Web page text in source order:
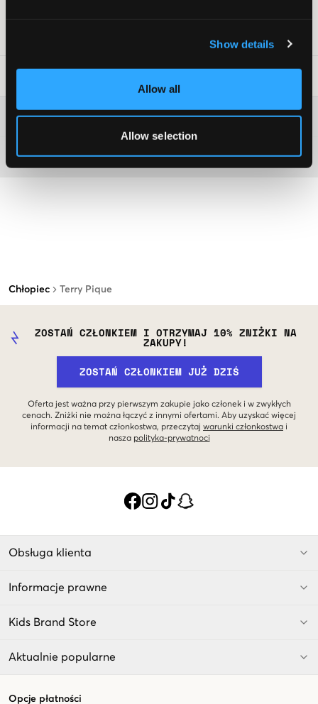
Show details
Allow all
Allow selection
Chłopiec Terry Pique
Więcej informacji na temat instrukcji prania
Materiał
ZOSTAŃ CZŁONKIEM I OTRZYMAJ 10% ZNIŻKI NA
ZAKUPY!
ZOSTAŃ CZŁONKIEM JUŻ DZIŚ
Oferta jest ważna przy pierwszym zakupie jako członek i w zwykłych
cenach. Zniżki nie można łączyć z innymi ofertami. Aby uzyskać więcej
informacji na temat członkostwa, przeczytaj warunki członkostwa i
nasza polityka-prywatnoci
Obsługa klienta
Informacje prawne
Kids Brand Store
Aktualnie popularne
Opcje płatności